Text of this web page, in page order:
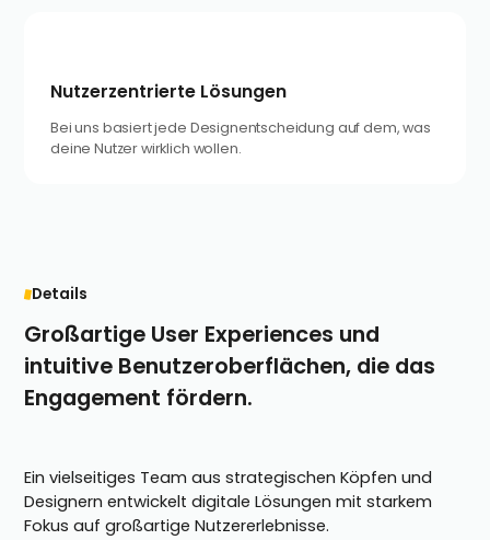
Nutzerzentrierte Lösungen
Bei uns basiert jede Designentscheidung auf dem, was
deine Nutzer wirklich wollen.
Details
Großartige User Experiences und
intuitive Benutzeroberflächen, die das
Engagement fördern.
Ein vielseitiges Team aus strategischen Köpfen und
Designern entwickelt digitale Lösungen mit starkem
Fokus auf großartige Nutzererlebnisse.